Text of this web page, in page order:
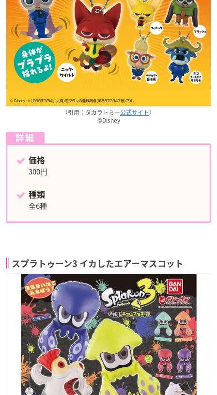
（引用：タカラトミー公式サイト）
©Disney
詳細
価格
300円
種類
全6種
スプラトゥーン3 イカしたエアーマスコット